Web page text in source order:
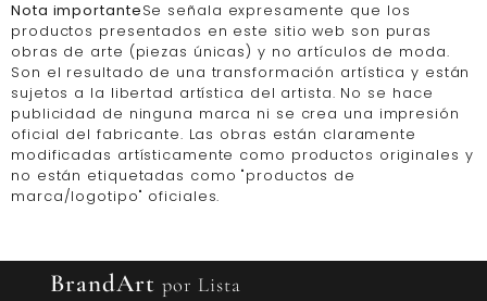
Nota importanteSe señala expresamente que los
productos presentados en este sitio web son puras
obras de arte (piezas únicas) y no artículos de moda.
Son el resultado de una transformación artística y están
sujetos a la libertad artística del artista. No se hace
publicidad de ninguna marca ni se crea una impresión
oficial del fabricante. Las obras están claramente
modificadas artísticamente como productos originales y
no están etiquetadas como "productos de
marca/logotipo" oficiales.
BrandArt por Lista